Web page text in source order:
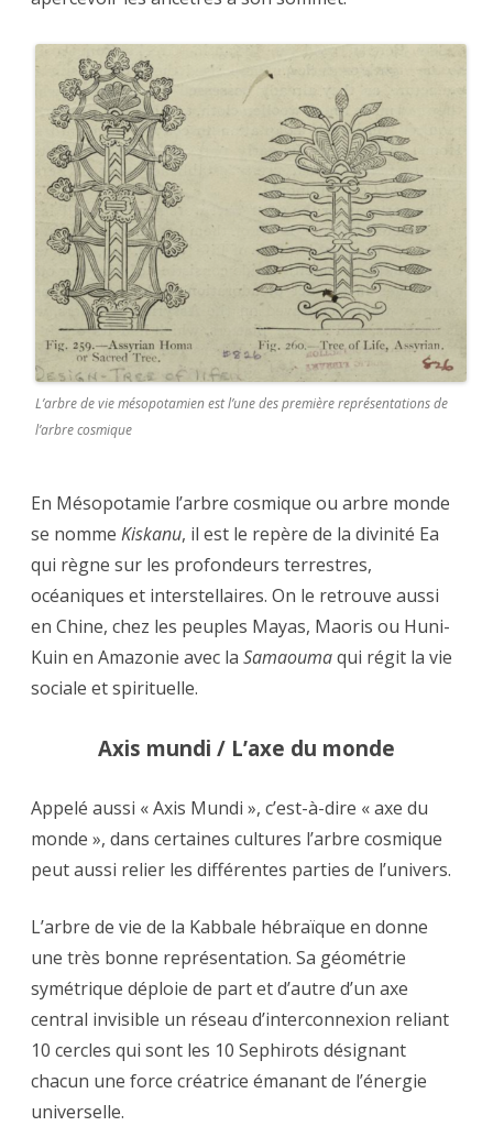
L’arbre de vie mésopotamien est l’une des première représentations de
l’arbre cosmique
En Mésopotamie l’arbre cosmique ou arbre monde
se nomme Kiskanu, il est le repère de la divinité Ea
qui règne sur les profondeurs terrestres,
océaniques et interstellaires. On le retrouve aussi
en Chine, chez les peuples Mayas, Maoris ou Huni-
Kuin en Amazonie avec la Samaoumaqui régit la vie
sociale et spirituelle.
Axis mundi / L’axe du monde
Appelé aussi « Axis Mundi », c’est-à-dire « axe du
monde », dans certaines cultures l’arbre cosmique
peut aussi relier les différentes parties de l’univers.
L’arbre de vie de la Kabbale hébraïque en donne
une très bonne représentation. Sa géométrie
symétrique déploie de part et d’autre d’un axe
central invisible un réseau d’interconnexion reliant
10 cercles qui sont les 10 Sephirots désignant
chacun une force créatrice émanant de l’énergie
universelle.